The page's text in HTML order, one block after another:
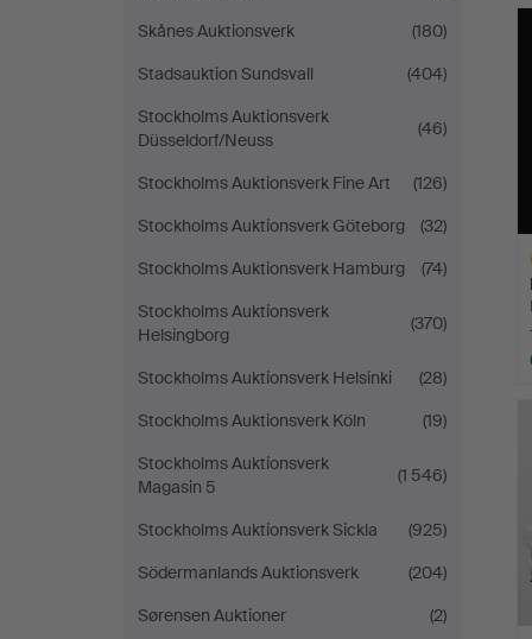
Skånes Auktionsverk
(180)
Stadsauktion Sundsvall
(404)
Stockholms Auktionsverk
Düsseldorf/Neuss
(46)
Stockholms Auktionsverk Fine Art
(126)
Stockholms Auktionsverk Göteborg
(32)
Stockholms Auktionsverk Hamburg
(74)
Stockholms Auktionsverk
Helsingborg
(370)
Stockholms Auktionsverk Helsinki
(28)
Stockholms Auktionsverk Köln
(19)
Stockholms Auktionsverk
Magasin 5
(1 546)
Stockholms Auktionsverk Sickla
(925)
Södermanlands Auktionsverk
(204)
Sørensen Auktioner
(2)